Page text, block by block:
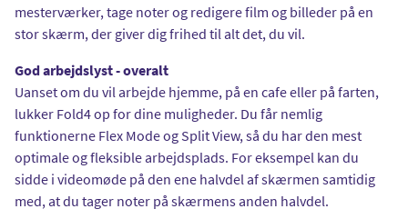
mesterværker, tage noter og redigere film og billeder på en
stor skærm, der giver dig frihed til alt det, du vil.
God arbejdslyst - overalt
Uanset om du vil arbejde hjemme, på en cafe eller på farten,
lukker Fold4 op for dine muligheder. Du får nemlig
funktionerne Flex Mode og Split View, så du har den mest
optimale og fleksible arbejdsplads. For eksempel kan du
sidde i videomøde på den ene halvdel af skærmen samtidig
med, at du tager noter på skærmens anden halvdel.